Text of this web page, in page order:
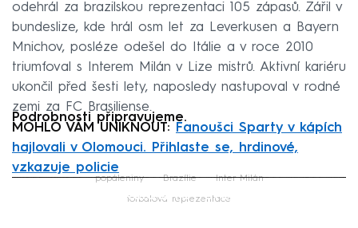
odehrál za brazilskou reprezentaci 105 zápasů. Zářil v
bundeslize, kde hrál osm let za Leverkusen a Bayern
Mnichov, posléze odešel do Itálie a v roce 2010
triumfoval s Interem Milán v Lize mistrů. Aktivní kariéru
ukončil před šesti lety, naposledy nastupoval v rodné
zemi za FC Brasiliense.
Podrobnosti připravujeme.
MOHLO VÁM UNIKNOUT: Fanoušci Sparty v kápích
hajlovali v Olomouci. Přihlaste se, hrdinové,
vzkazuje policie
Failed to fetch
popáleniny Brazílie Inter Milán
fotbalová reprezentace